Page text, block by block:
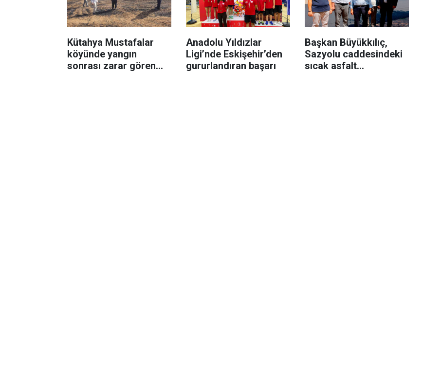
Kütahya Mustafalar
köyünde yangın
sonrası zarar gören
Anadolu Yıldızlar
Ligi’nde Eskişehir’den
gururlandıran başarı
Başkan Büyükkılıç,
Sazyolu caddesindeki
sıcak asfalt